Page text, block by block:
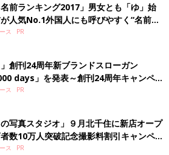
名前ランキング2017」男女とも「ゆ」始
人気No.1外国人にも呼びやすく“名前の
進む
ス
」創刊24周年新ブランドスローガン
days」を発表～創刊24周年キャンペー
て雑誌、SNSなどで発信～
ス
の写真スタジオ」９月北千住に新店オープ
数10万人突破記念撮影料割引キャンペー
ス